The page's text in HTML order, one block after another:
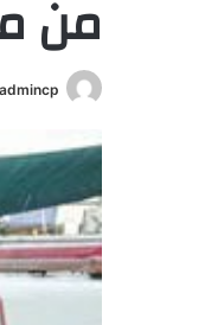
من
admincp